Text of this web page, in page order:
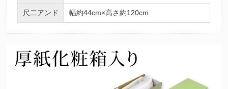
尺二アンド 幅約44cm×高さ約120cm